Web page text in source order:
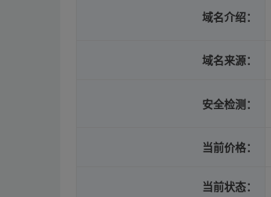
域名介绍：
域名来源：
安全检测：
当前价格：
当前状态：